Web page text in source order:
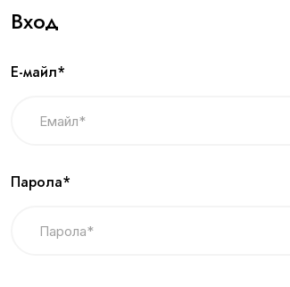
Вход
Е-майл*
Парола*